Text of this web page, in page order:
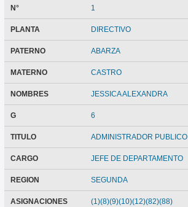
N° 1
PLANTA DIRECTIVO
PATERNO ABARZA
MATERNO CASTRO
NOMBRES JESSICA ALEXANDRA
G 6
TITULO ADMINISTRADOR PUBLICO
CARGO JEFE DE DEPARTAMENTO
REGION SEGUNDA
ASIGNACIONES
(1)(8)(9)(10)(12)(82)(88)